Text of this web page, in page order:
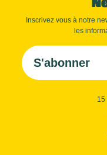
Inscrivez vous à notre
les
S'abonner
15